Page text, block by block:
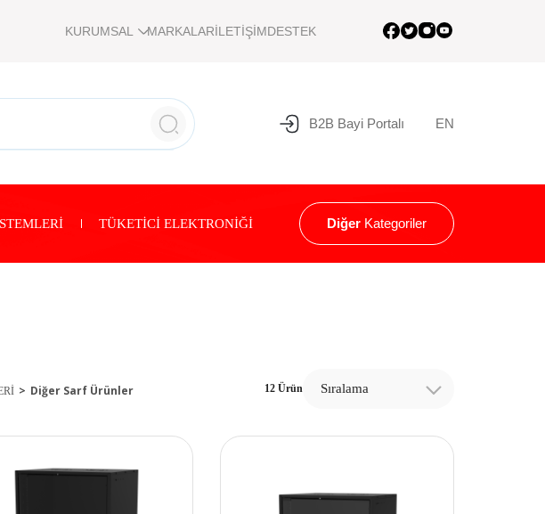
KURUMSAL MARKALARİLETİŞİMDESTEK
B2B Bayi Portalı EN
TÜKETİCİ ELEKTRONİĞİ Diğer Kategoriler
Diğer Sarf Ürünler 12 Ürün Sıralama